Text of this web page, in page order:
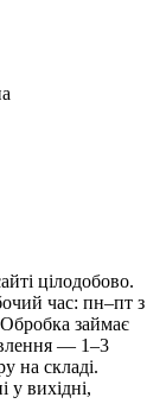
цілодобово.
час: пн–пт з
займає
— 1–3
на складі.
у вихідні,